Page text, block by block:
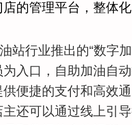
的管理平台，整体
行业推出的“数字加
入口，自助加油自
便捷的支付和高效
主还可以通过线上引